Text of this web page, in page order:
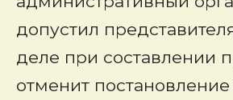
допустил
деле при составлении
отменит постановление